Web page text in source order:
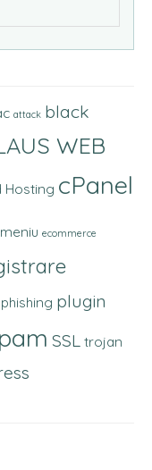
attack black
WEB
Hosting cPanel
ecommerce
phishing plugin
SSL trojan